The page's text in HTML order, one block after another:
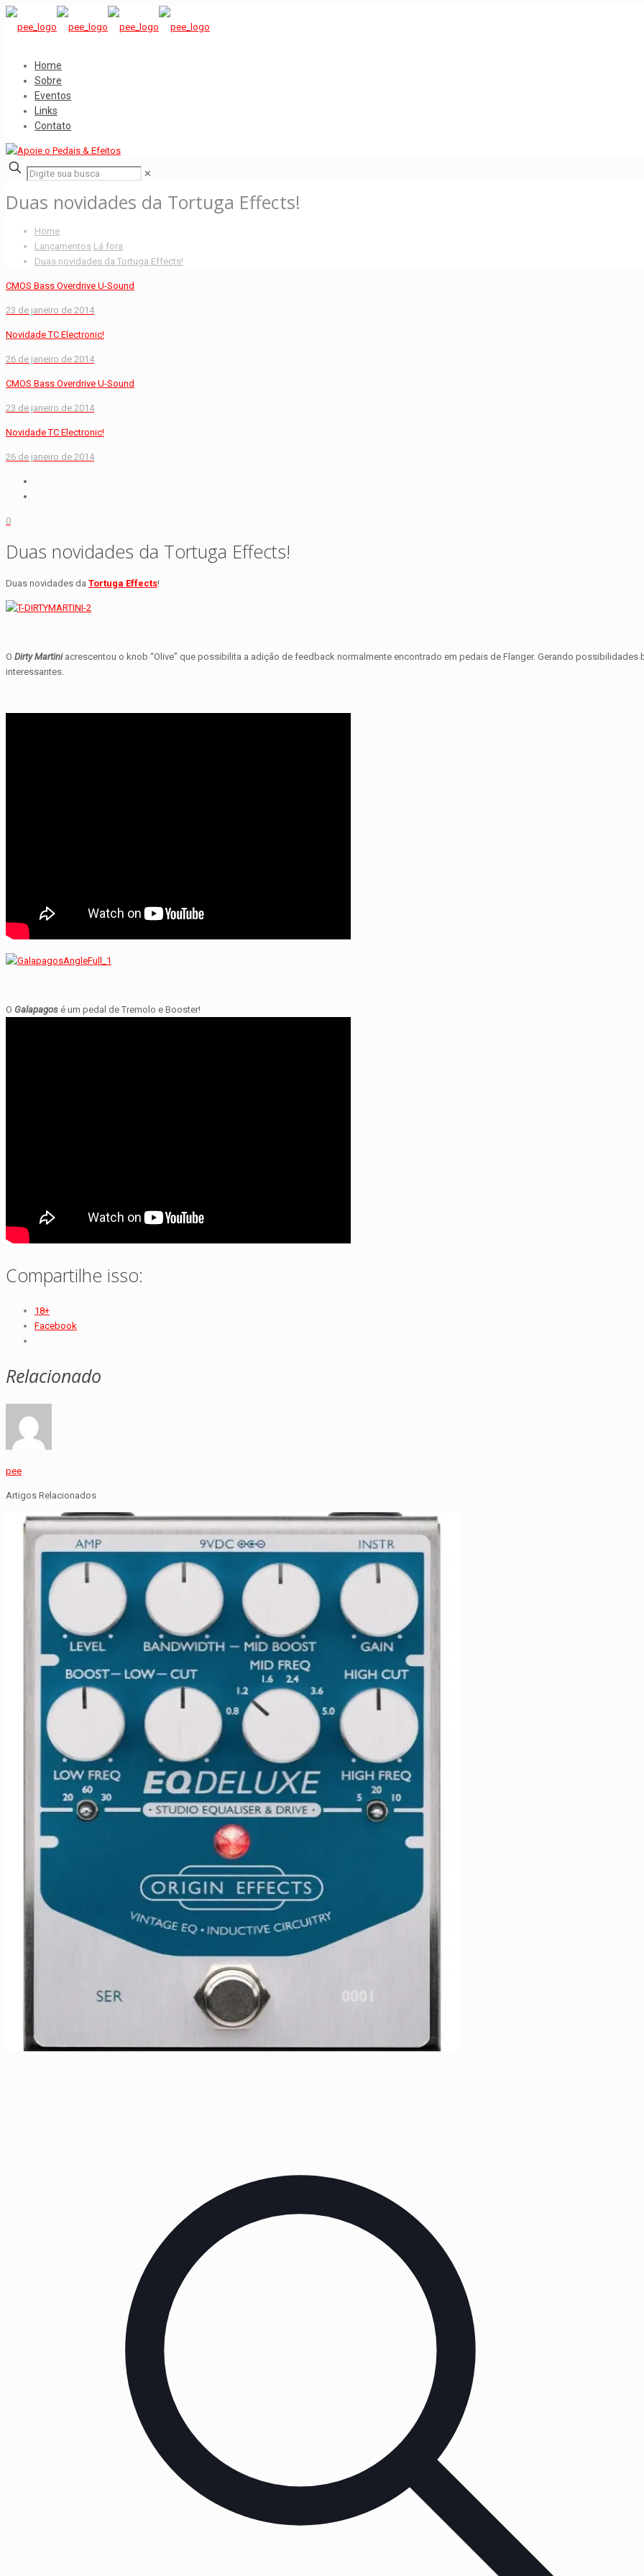
Home
Sobre
Eventos
Links
Contato
✕
Duas novidades da Tortuga Effects!
Home
Lançamentos Lá fora
Duas novidades da Tortuga Effects!
CMOS Bass Overdrive U-Sound
23 de janeiro de 2014
Novidade TC Electronic!
26 de janeiro de 2014
CMOS Bass Overdrive U-Sound
23 de janeiro de 2014
Novidade TC Electronic!
26 de janeiro de 2014
0
Duas novidades da Tortuga Effects!
Duas novidades da Tortuga Effects!
O Dirty Martiniacrescentou o knob “Olive” que possibilita a adição de feedback normalmente encontrado em pedais de Flanger. Gerando possibilidades
interessantes.
O Galapagos é um pedal de Tremolo e Booster!
Compartilhe isso:
18+
Facebook
Relacionado
pee
Artigos Relacionados